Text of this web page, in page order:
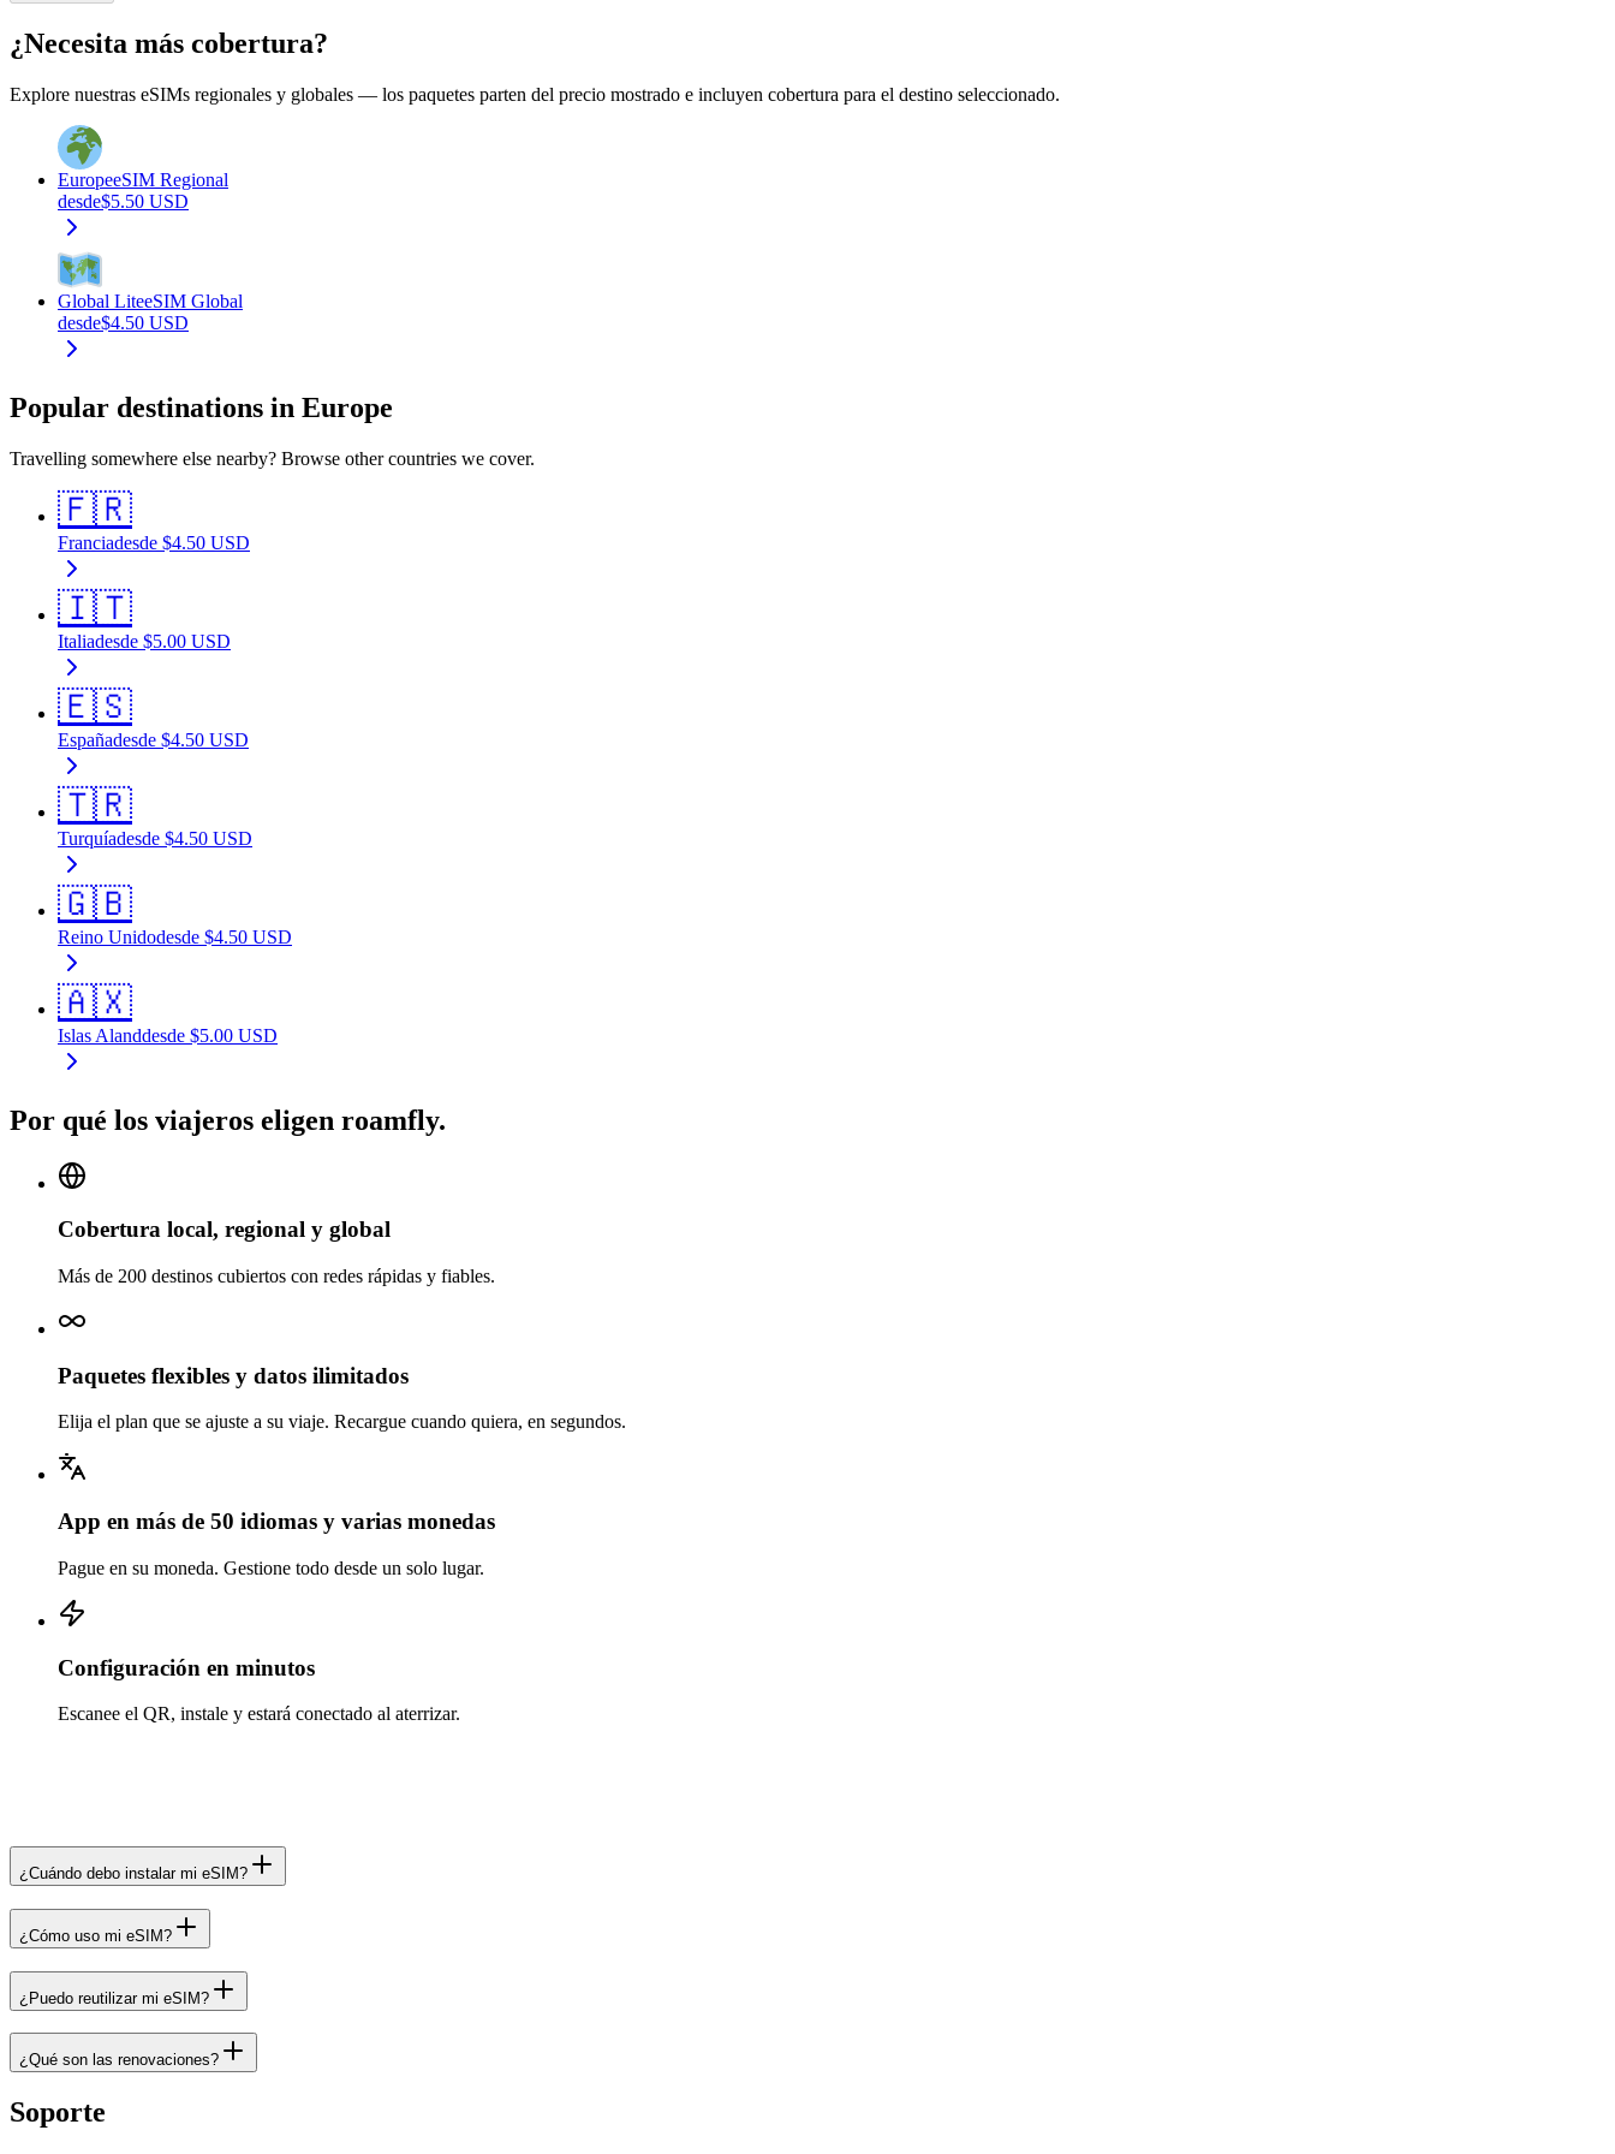
¿Necesita más cobertura?
Explore nuestras eSIMs regionales y globales — los paquetes parten del precio mostrado e incluyen cobertura para el destino seleccionado.
EuropeeSIM Regional
desde$5.50 USD
Global LiteeSIM Global
desde$4.50 USD
Popular destinations in Europe
Travelling somewhere else nearby? Browse other countries we cover.
🇫🇷
Franciadesde $4.50 USD
🇮🇹
Italiadesde $5.00 USD
🇪🇸
Españadesde $4.50 USD
🇹🇷
Turquíadesde $4.50 USD
🇬🇧
Reino Unidodesde $4.50 USD
🇦🇽
Islas Alanddesde $5.00 USD
Por qué los viajeros eligen roamfly.
Cobertura local, regional y global
Más de 200 destinos cubiertos con redes rápidas y fiables.
Paquetes flexibles y datos ilimitados
Elija el plan que se ajuste a su viaje. Recargue cuando quiera, en segundos.
App en más de 50 idiomas y varias monedas
Pague en su moneda. Gestione todo desde un solo lugar.
Configuración en minutos
Escanee el QR, instale y estará conectado al aterrizar.
¿Cuándo debo instalar mi eSIM?
¿Cómo uso mi eSIM?
¿Puedo reutilizar mi eSIM?
¿Qué son las renovaciones?
Soporte